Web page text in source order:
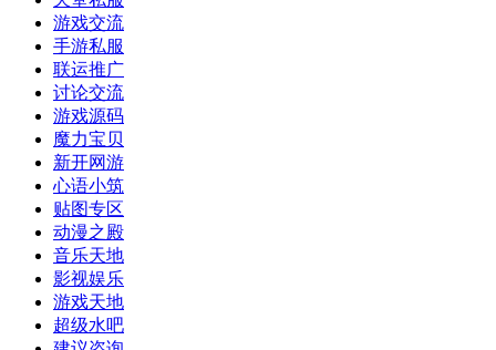
游戏交流
手游私服
联运推广
讨论交流
游戏源码
魔力宝贝
新开网游
心语小筑
贴图专区
动漫之殿
音乐天地
影视娱乐
游戏天地
超级水吧